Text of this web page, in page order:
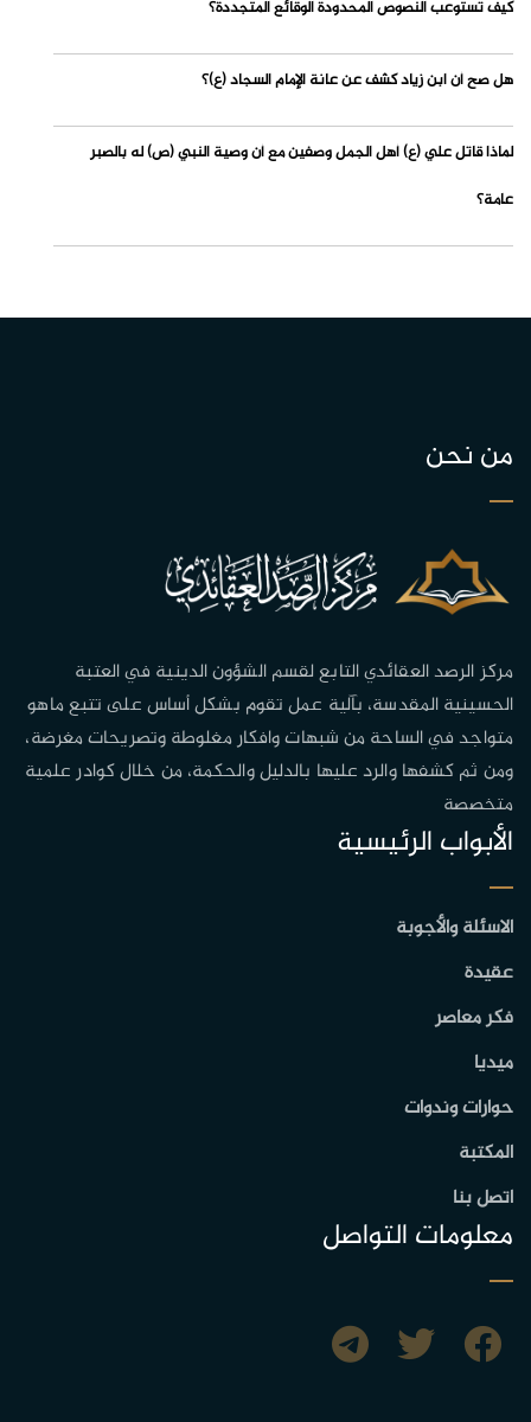
كيف تستوعب النصوص المحدودة الوقائع المتجددة؟
هل صح أن ابن زياد كشف عن عانة الإمام السجاد (ع)؟
لماذا قاتل علي (ع) أهل الجمل وصفين مع أن وصية النبي (ص) له بالصبر
عامة؟
من نحن
مركز الرصد العقائدي التابع لقسم الشؤون الدينية في العتبة
الحسينية المقدسة، بآلية عمل تقوم بشكل أساس على تتبع ماهو
متواجد في الساحة من شبهات وافكار مغلوطة وتصريحات مغرضة،
ومن ثم كشفها والرد عليها بالدليل والحكمة، من خلال كوادر علمية
متخصصة
الأبواب الرئيسية
الاسئلة والأجوبة
عقيدة
فكر معاصر
ميديا
حوارات وندوات
المكتبة
اتصل بنا
معلومات التواصل